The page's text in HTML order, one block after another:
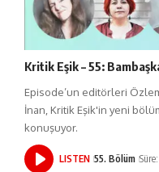
Kritik Eşik – 55:
Episode’un editörleri
İnan, Kritik Eşik'in yeni
konuşuyor.
LISTEN 55. Bölüm